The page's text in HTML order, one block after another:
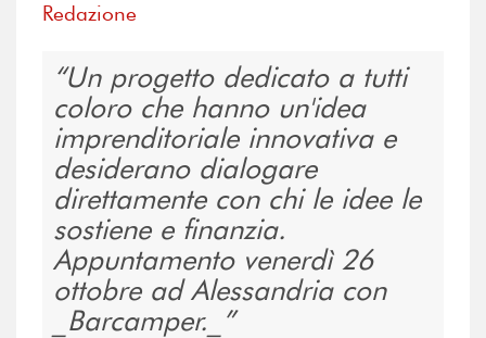
Redazione
Un progetto dedicato a tutti
coloro che hanno un'idea
imprenditoriale innovativa e
desiderano dialogare
direttamente con chi le idee le
sostiene e finanzia.
Appuntamento venerdì 26
ottobre ad Alessandria con
_Barcamper._